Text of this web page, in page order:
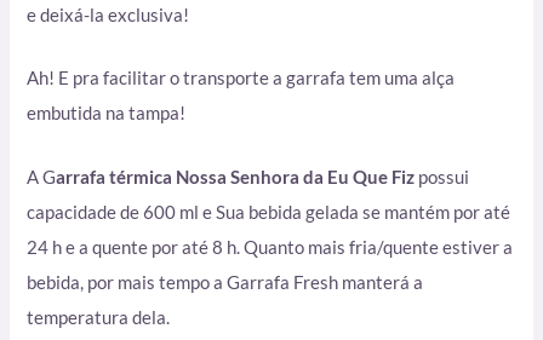
e deixá-la exclusiva!
Ah! E pra facilitar o transporte a garrafa tem uma alça
embutida na tampa!
A Garrafa térmica Nossa Senhora da Eu Que Fiz possui
capacidade de 600 ml e Sua bebida gelada se mantém por até
24 h e a quente por até 8 h. Quanto mais fria/quente estiver a
bebida, por mais tempo a Garrafa Fresh manterá a
temperatura dela.